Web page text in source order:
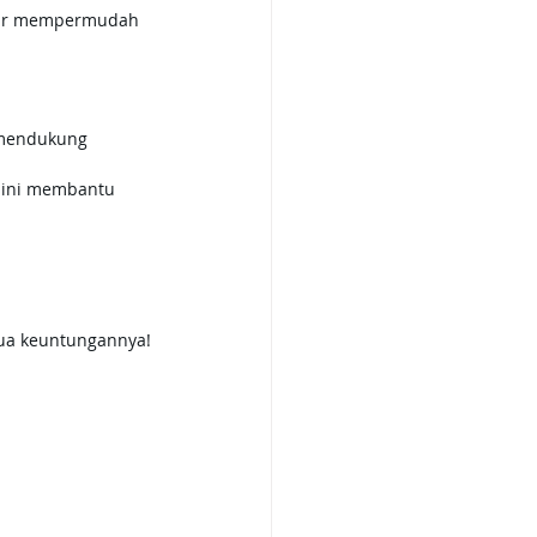
mempermudah
membantu
keuntungannya!